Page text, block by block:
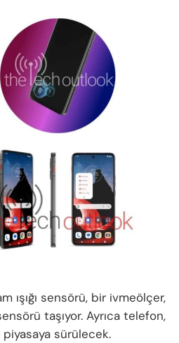
ışığı sensörü, bir ivmeölçer,
taşıyor. Ayrıca telefon,
piyasaya sürülecek.